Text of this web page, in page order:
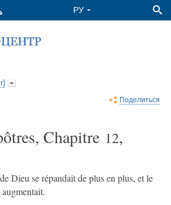
Поделиться
Chapitre 12,
Dieu se répandait de plus en plus, et le